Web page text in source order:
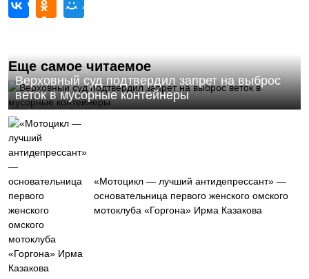
Еще самое читаемое
Верховный суд подтвердил запрет на выброс
веток в мусорные контейнеры
«Мотоцикл — лучший антидепрессант» —
основательница первого женского омского
мотоклуба «Горгона» Ирма Казакова